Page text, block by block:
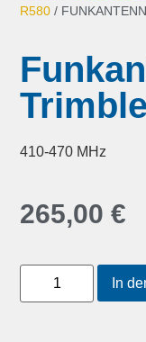
R580 /
410-470 MHz
265,00€
In